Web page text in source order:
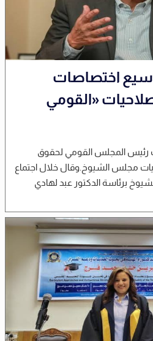
اختصاصات
«القومي
رئيس المجلس القومي لحقوق
مجلس الشيوخ.وقال خلال اجتماع
برئاسة الدكتور عبد لهادي